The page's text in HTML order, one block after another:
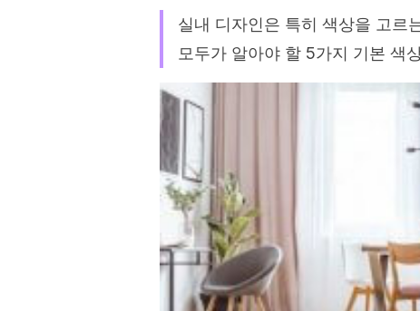
실내 디자인은 특히 색상을 고르
모두가 알아야 할 5가지 기본 색